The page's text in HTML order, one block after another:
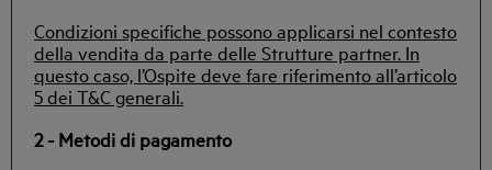
Condizioni specifiche possono applicarsi nel contesto
della vendita da parte delle Strutture partner. In
questo caso, l’Ospite deve fare riferimento all’articolo
5 dei T&C generali.
2 - Metodi di pagamento